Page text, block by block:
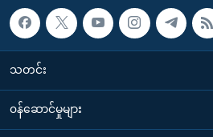
သတင်း
၀န်ဆောင်မှုများ